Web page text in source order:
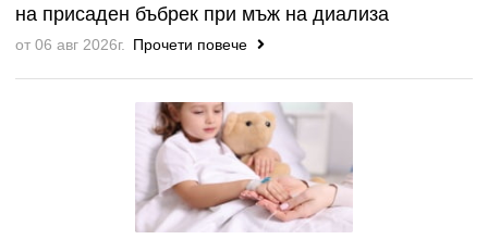
на присаден бъбрек при мъж на диализа
от 06 авг 2026г. Прочети повече